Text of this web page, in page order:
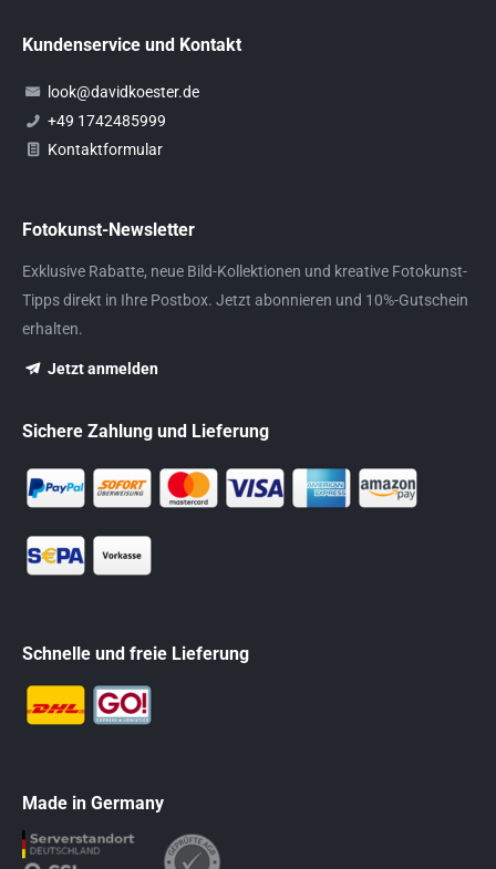
Kundenservice und Kontakt
look@davidkoester.de
+49 1742485999
Kontaktformular
Fotokunst-Newsletter
Exklusive Rabatte, neue Bild-Kollektionen und kreative Fotokunst-
Tipps direkt in Ihre Postbox. Jetzt abonnieren und 10%-Gutschein
erhalten.
Jetzt anmelden
Sichere Zahlung und Lieferung
Schnelle und freie Lieferung
Made in Germany